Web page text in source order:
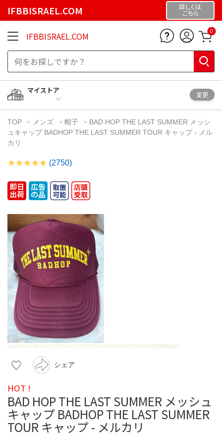
IFBBISRAEL.COM 詳しくは
こちら
IFBBISRAEL.COM 0
マイストア
変更
TOP メンズ 帽子
BAD HOP THE LAST SUMMER メッシ
ュキャップ BADHOP THE LAST SUMMER TOUR キャップ - メル
カリ
(2750)
シェア
HOT !
BAD HOP THE LAST SUMMER メッシュ
キャップ BADHOP THE LAST SUMMER
TOUR キャップ - メルカリ